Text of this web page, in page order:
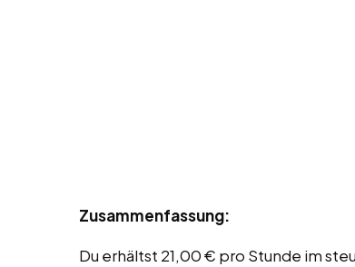
Zusammenfassung:
Du erhältst 21,00 € pro Stunde im